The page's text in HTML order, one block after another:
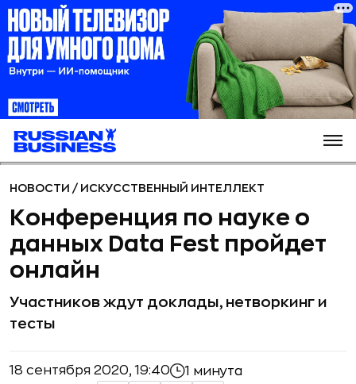
НОВОСТИ / ИСКУССТВЕННЫЙ ИНТЕЛЛЕКТ
Конференция по науке о
данных Data Fest пройдет
онлайн
Участников ждут доклады, нетворкинг и
тесты
18 сентября 2020, 19:40 1 минута